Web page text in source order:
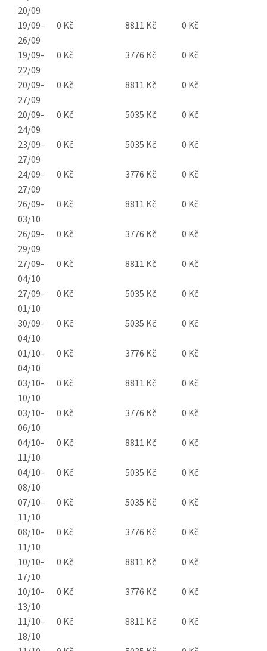
20/09
19/09-
26/09
0 Kč 8811 Kč 0 Kč
19/09-
22/09
0 Kč 3776 Kč 0 Kč
20/09-
27/09
0 Kč 8811 Kč 0 Kč
20/09-
24/09
0 Kč 5035 Kč 0 Kč
23/09-
27/09
0 Kč 5035 Kč 0 Kč
24/09-
27/09
0 Kč 3776 Kč 0 Kč
26/09-
03/10
0 Kč 8811 Kč 0 Kč
26/09-
29/09
0 Kč 3776 Kč 0 Kč
27/09-
04/10
0 Kč 8811 Kč 0 Kč
27/09-
01/10
0 Kč 5035 Kč 0 Kč
30/09-
04/10
0 Kč 5035 Kč 0 Kč
01/10-
04/10
0 Kč 3776 Kč 0 Kč
03/10-
10/10
0 Kč 8811 Kč 0 Kč
03/10-
06/10
0 Kč 3776 Kč 0 Kč
04/10-
11/10
0 Kč 8811 Kč 0 Kč
04/10-
08/10
0 Kč 5035 Kč 0 Kč
07/10-
11/10
0 Kč 5035 Kč 0 Kč
08/10-
11/10
0 Kč 3776 Kč 0 Kč
10/10-
17/10
0 Kč 8811 Kč 0 Kč
10/10-
13/10
0 Kč 3776 Kč 0 Kč
11/10-
18/10
0 Kč 8811 Kč 0 Kč